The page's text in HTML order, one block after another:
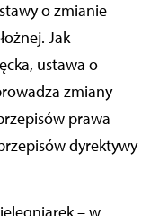
o zmianie
Jak
ustawa o
zmiany
prawa
dyrektywy